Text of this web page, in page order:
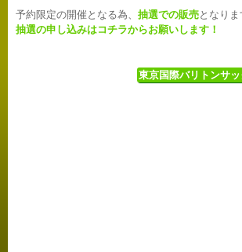
予約限定の開催となる為、 抽選での販売となりま
抽選の申し込みはコチラからお願いします！
東京国際バリトンサ